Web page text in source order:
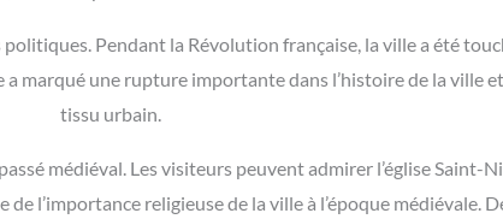
Pendant la Révolution française, la ville a été
marqué une rupture importante dans l’histoire de la ville
tissu urbain.
médiéval. Les visiteurs peuvent admirer l’église Saint-
l’importance religieuse de la ville à l’époque médiévale.